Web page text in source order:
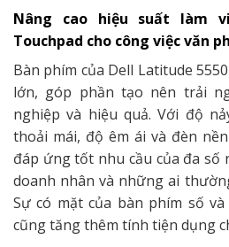
Nâng cao hiệu suất làm
Touchpad cho công việc văn
Bàn phím của Dell Latitude
lớn, góp phần tạo nên trải
nghiệp và hiệu quả. Với độ
thoải mái, độ êm ái và đèn
đáp ứng tốt nhu cầu của đa số
doanh nhân và những ai
Sự có mặt của bàn phím số
cũng tăng thêm tính tiện dụng